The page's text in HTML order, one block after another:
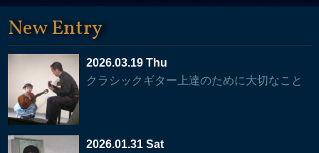
New Entry
2026.03.19 Thu
クラシックギター上達のために大切なこと
2026.01.31 Sat